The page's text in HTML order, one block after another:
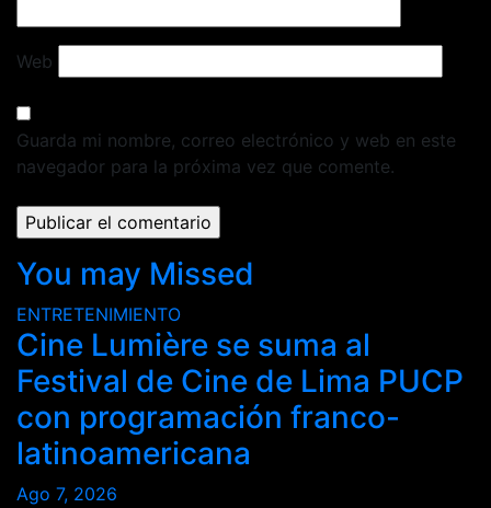
Web
Guarda mi nombre, correo electrónico y web en este
navegador para la próxima vez que comente.
You may Missed
ENTRETENIMIENTO
Cine Lumière se suma al
Festival de Cine de Lima PUCP
con programación franco-
latinoamericana
Ago 7, 2026